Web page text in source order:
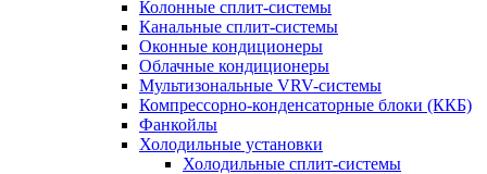
Колонные сплит-системы
Канальные сплит-системы
Оконные кондиционеры
Облачные кондиционеры
Мультизональные VRV-системы
Компрессорно-конденсаторные блоки (ККБ)
Фанкойлы
Холодильные установки
Холодильные сплит-системы